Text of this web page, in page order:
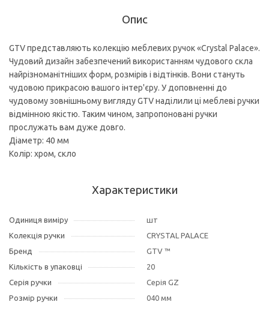
Опис
GTV представляють колекцію меблевих ручок «Crystal Palace».
Чудовий дизайн забезпечений використанням чудового скла
найрізноманітніших форм, розмірів і відтінків. Вони стануть
чудовою прикрасою вашого інтер'єру. У доповненні до
чудовому зовнішньому вигляду GTV наділили ці меблеві ручки
відмінною якістю. Таким чином, запропоновані ручки
прослужать вам дуже довго.
Діаметр: 40 мм
Колір: хром, скло
Характеристики
Одиниця виміру
шт
Колекція ручки
CRYSTAL PALACE
Бренд
GTV ™
Кількість в упаковці
20
Серія ручки
Серія GZ
Розмір ручки
040 мм